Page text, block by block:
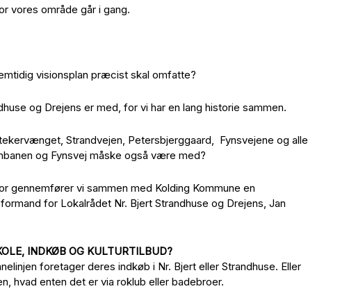
vores område går i gang.
visionsplan præcist skal omfatte?
og Drejens er med, for vi har en lang historie sammen.
Strandvejen, Petersbjerggaard, Fynsvejene og alle
og Fynsvej måske også være med?
gennemfører vi sammen med Kolding Kommune en
for Lokalrådet Nr. Bjert Strandhuse og Drejens, Jan
INDKØB OG KULTURTILBUD?
foretager deres indkøb i Nr. Bjert eller Strandhuse. Eller
hvad enten det er via roklub eller badebroer.